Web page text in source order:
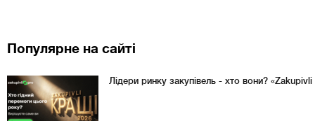
Популярне на сайті
Лідери ринку закупівель - хто вони?